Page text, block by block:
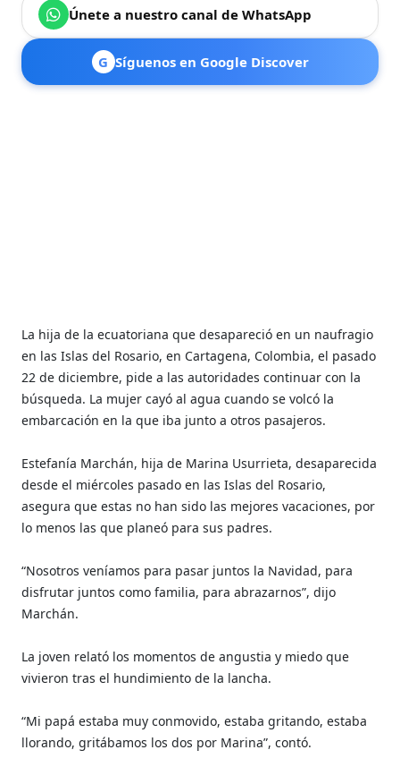
Únete a nuestro canal de WhatsApp
G Síguenos en Google Discover
La hija de la ecuatoriana que desapareció en un naufragio
en las Islas del Rosario, en Cartagena, Colombia, el pasado
22 de diciembre, pide a las autoridades continuar con la
búsqueda. La mujer cayó al agua cuando se volcó la
embarcación en la que iba junto a otros pasajeros.
Estefanía Marchán, hija de Marina Usurrieta, desaparecida
desde el miércoles pasado en las Islas del Rosario,
asegura que estas no han sido las mejores vacaciones, por
lo menos las que planeó para sus padres.
“Nosotros veníamos para pasar juntos la Navidad, para
disfrutar juntos como familia, para abrazarnos”, dijo
Marchán.
La joven relató los momentos de angustia y miedo que
vivieron tras el hundimiento de la lancha.
“Mi papá estaba muy conmovido, estaba gritando, estaba
llorando, gritábamos los dos por Marina”, contó.